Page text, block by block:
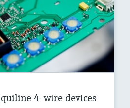
4-wire devices